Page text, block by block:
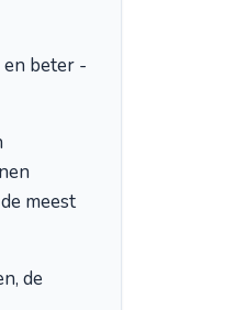
en beter -
meest
de